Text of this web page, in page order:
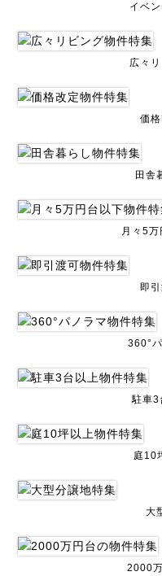
イベ
広々
価
田舎
月々5
即
360°
駐車3
庭10
大
2000